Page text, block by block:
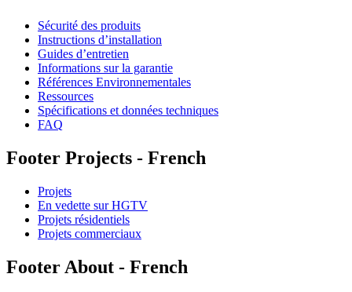
Sécurité des produits
Instructions d’installation
Guides d’entretien
Informations sur la garantie
Références Environnementales
Ressources
Spécifications et données techniques
FAQ
Footer Projects - French
Projets
En vedette sur HGTV
Projets résidentiels
Projets commerciaux
Footer About - French